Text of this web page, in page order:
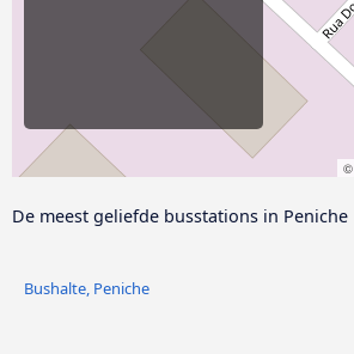
©
De meest geliefde busstations in Peniche
Bushalte, Peniche